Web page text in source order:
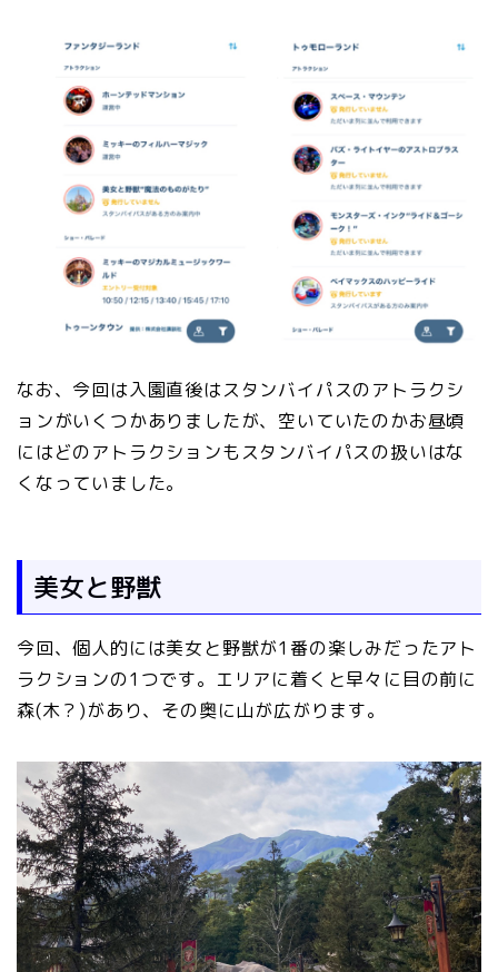
なお、今回は入園直後はスタンバイパスのアトラクシ
ョンがいくつかありましたが、空いていたのかお昼頃
にはどのアトラクションもスタンバイパスの扱いはな
くなっていました。
美女と野獣
今回、個人的には美女と野獣が1番の楽しみだったアト
ラクションの1つです。エリアに着くと早々に目の前に
森(木？)があり、その奥に山が広がります。